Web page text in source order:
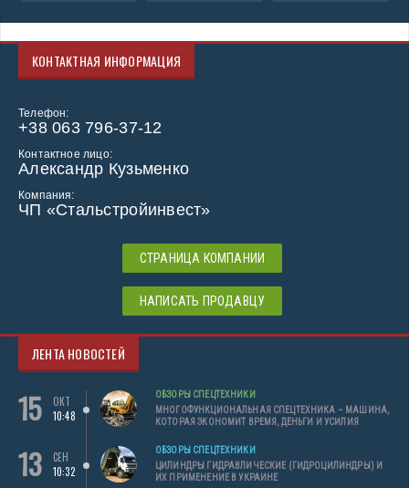
КОНТАКТНАЯ ИНФОРМАЦИЯ
Телефон:
+38 063 796-37-12
Контактное лицо:
Александр Кузьменко
Компания:
ЧП «Стальстройинвест»
СТРАНИЦА КОМПАНИИ
НАПИСАТЬ ПРОДАВЦУ
ЛЕНТА НОВОСТЕЙ
15
ОКТ
10:48
ОБЗОРЫ СПЕЦТЕХНИКИ
МНОГОФУНКЦИОНАЛЬНАЯ СПЕЦТЕХНИКА – МАШИНА,
КОТОРАЯ ЭКОНОМИТ ВРЕМЯ, ДЕНЬГИ И УСИЛИЯ
13
СЕН
10:32
ОБЗОРЫ СПЕЦТЕХНИКИ
ЦИЛИНДРЫ ГИДРАВЛИЧЕСКИЕ (ГИДРОЦИЛИНДРЫ) И
ИХ ПРИМЕНЕНИЕ В УКРАИНЕ